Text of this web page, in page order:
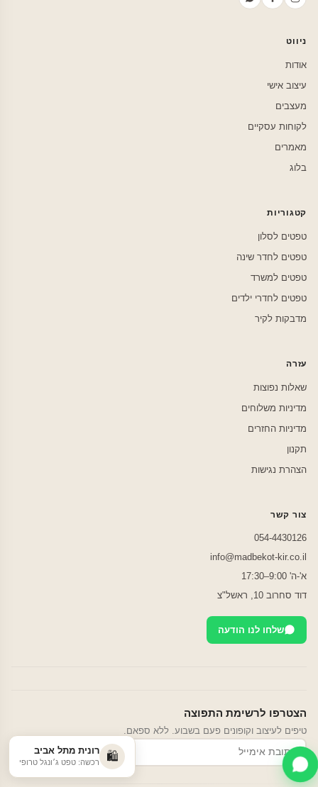
ניווט
אודות
עיצוב אישי
מעצבים
לקוחות עסקיים
מאמרים
בלוג
קטגוריות
טפטים לסלון
טפטים לחדר שינה
טפטים למשרד
טפטים לחדרי ילדים
מדבקות לקיר
עזרה
שאלות נפוצות
מדיניות משלוחים
מדיניות החזרים
תקנון
הצהרת נגישות
צור קשר
054-4430126
info@madbekot-kir.co.il
א'-ה' 9:00–17:30
דוד סחרוב 10, ראשל"צ
שלחו לנו הודעה
הצטרפו לרשימת התפוצה
טיפים לעיצוב וקופונים פעם בשבוע. ללא ספאם.
הרשמה 🛍️ רונית מתל אביב
רכשה: טפט ג׳ונגל טרופי